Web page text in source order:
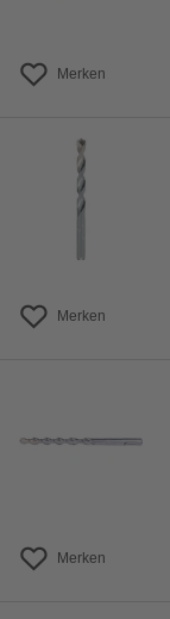
Merken
Merken
Merken